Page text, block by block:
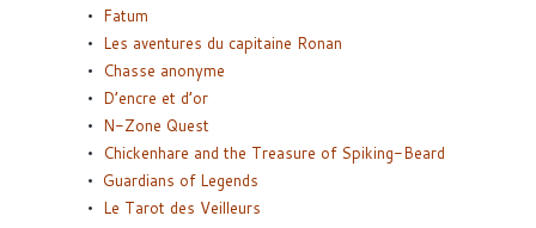
Fatum
Les aventures du capitaine Ronan
Chasse anonyme
D’encre et d’or
N-Zone Quest
Chickenhare and the Treasure of Spiking-Beard
Guardians of Legends
Le Tarot des Veilleurs